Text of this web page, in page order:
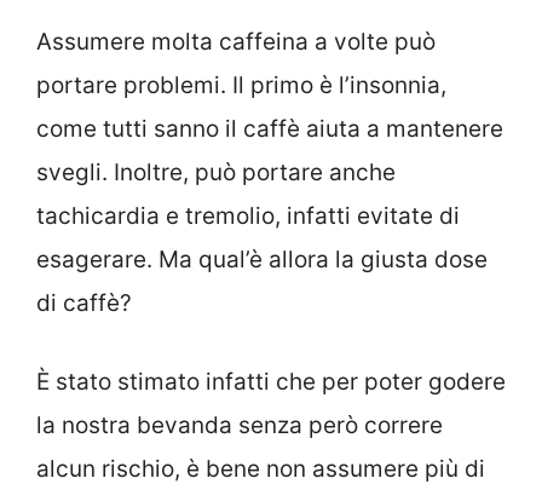
Assumere molta caffeina a volte può
portare problemi. Il primo è l’insonnia,
come tutti sanno il caffè aiuta a mantenere
svegli. Inoltre, può portare anche
tachicardia e tremolio, infatti evitate di
esagerare. Ma qual’è allora la giusta dose
di caffè?
È stato stimato infatti che per poter godere
la nostra bevanda senza però correre
alcun rischio, è bene non assumere più di